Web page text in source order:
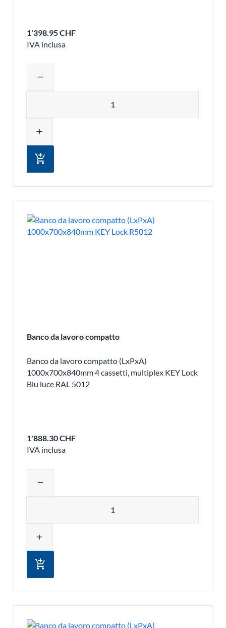
1'398.95 CHF
IVA inclusa
remove
add
add_shopping_cart
Banco da lavoro compatto
Banco da lavoro compatto (LxPxA)
1000x700x840mm 4 cassetti, multiplex KEY Lock
Blu luce RAL 5012
1'888.30 CHF
IVA inclusa
remove
add
add_shopping_cart